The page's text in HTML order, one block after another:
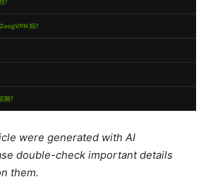
were generated with AI
double-check important details
them.